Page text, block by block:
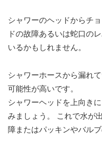
シャワーのヘッドからチ
ドの故障あるいは蛇口の
いるかもしれません。
シャワーホースから漏れ
可能性が高いです。
シャワーヘッドを上向き
みましょう。 これで水が
障またはパッキンやバル